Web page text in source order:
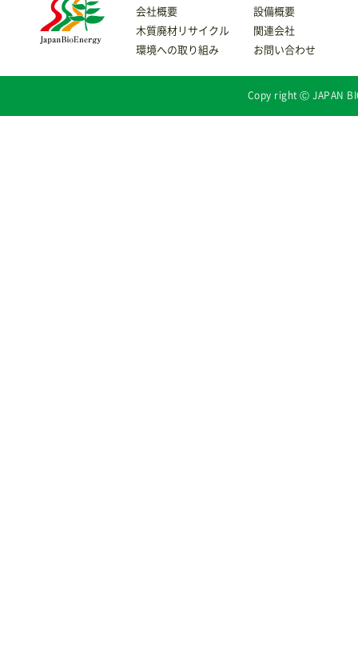
会社概要
木質廃材リサイクル
環境への取り組み
設備概要
関連会社
お問い合わせ
Copy right Ⓒ JAPAN